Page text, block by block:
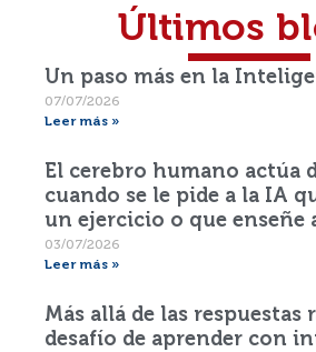
Últimos
Un paso más en la
07/07/2026
Leer más »
El cerebro humano actúa
cuando se le pide a la IA
un ejercicio o que enseñe
03/07/2026
Leer más »
Más allá de las respuestas
desafío de aprender con